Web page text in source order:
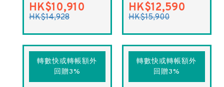
HK$10,910
HK$14,928
HK$12,590
HK$15,900
轉數快或轉帳額外
回贈3%
轉數快或轉帳額外
回贈3%